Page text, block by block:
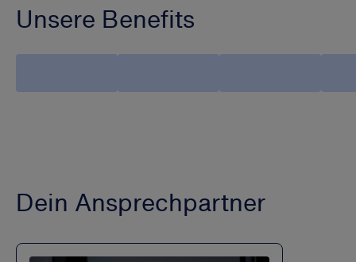
Unsere Benefits
Dein Ansprechpartner